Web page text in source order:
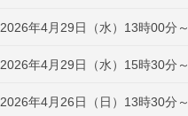
2026年4月29日（水）13時00分～
2026年4月29日（水）15時30分～
2026年4月26日（日）13時30分～